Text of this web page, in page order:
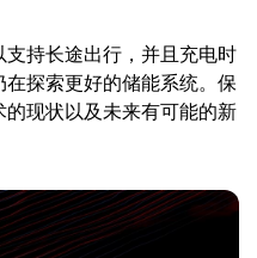
持长途出行，并且充电时
探索更好的储能系统。保
现状以及未来有可能的新